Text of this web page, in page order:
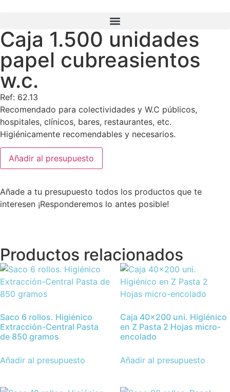
Caja 1.500 unidades
papel cubreasientos
w.c.
Ref: 62.13
Recomendado para colectividades y W.C públicos,
hospitales, clínicos, bares, restaurantes, etc.
Higiénicamente recomendables y necesarios.
Añadir al presupuesto
Añade a tu presupuesto todos los productos que te
interesen ¡Responderemos lo antes posible!
Productos relacionados
Saco 6 rollos. Higiénico
Extracción-Central Pasta
de 850 gramos
Añadir al presupuesto
Caja 40×200 uni. Higiénico
en Z Pasta 2 Hojas micro-
encolado
Añadir al presupuesto